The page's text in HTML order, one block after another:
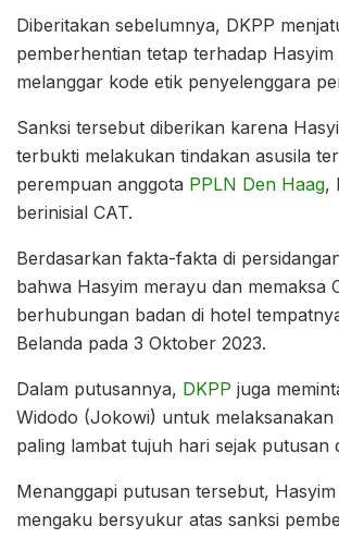
Diberitakan sebelumnya, DKPP
pemberhentian tetap terhadap Hasyim
melanggar kode etik penyelenggara
Sanksi tersebut diberikan karena
terbukti melakukan tindakan asusila
perempuan anggota PPLN Den Haag,
berinisial CAT.
Berdasarkan fakta-fakta di
bahwa Hasyim merayu dan memaksa
berhubungan badan di hotel
Belanda pada 3 Oktober 2023.
Dalam putusannya, DKPP juga
Widodo (Jokowi) untuk melaksanakan
paling lambat tujuh hari sejak putusan
Menanggapi putusan tersebut, Hasyim
mengaku bersyukur atas sanksi